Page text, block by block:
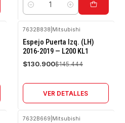
Cantidad
-10%
OFF
7632B838 Mitsubishi
Espejo Puerta Izq. (LH)
2016-2019 — L200 KL1
$130.900$145.444
VER DETALLES
7632B669 Mitsubishi